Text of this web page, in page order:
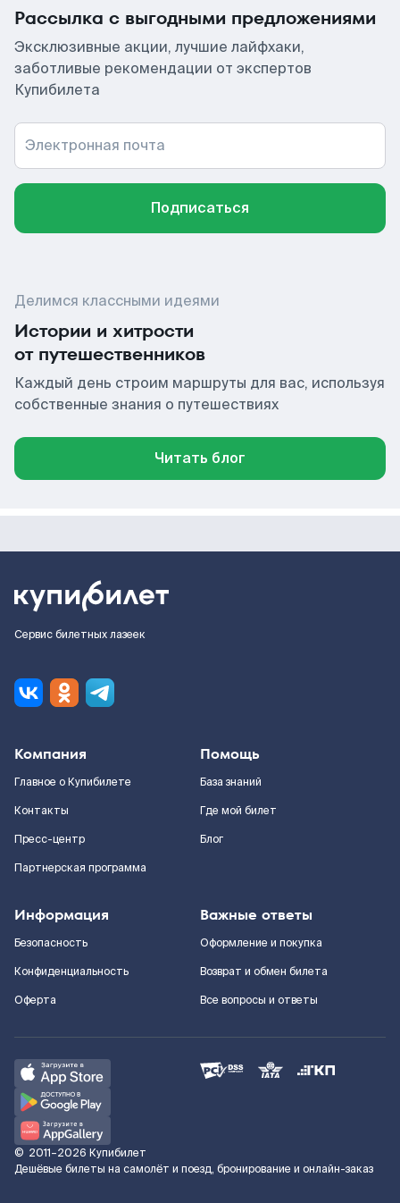
Рассылка с выгодными предложениями
Эксклюзивные акции, лучшие лайфхаки,
заботливые рекомендации от экспертов
Купибилета
Электронная почта
Подписаться
Делимся классными идеями
Истории и хитрости
от путешественников
Каждый день строим маршруты для вас, используя
собственные знания о путешествиях
Читать блог
Сервис билетных лазеек
Компания
Главное о Купибилете
Контакты
Пресс-центр
Партнерская программа
Помощь
База знаний
Где мой билет
Блог
Информация
Безопасность
Конфиденциальность
Оферта
Важные ответы
Оформление и покупка
Возврат и обмен билета
Все вопросы и ответы
© 2011–2026 Купибилет
Дешёвые билеты на самолёт и поезд, бронирование и онлайн-заказ